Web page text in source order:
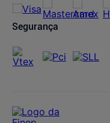
Segurança